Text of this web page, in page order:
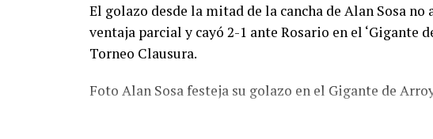
El golazo desde la mitad de la cancha de Alan Sosa
ventaja parcial y cayó 2-1 ante Rosario en el ‘Gigante
Torneo Clausura.
Foto Alan Sosa festeja su golazo en el Gigante de